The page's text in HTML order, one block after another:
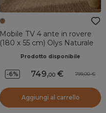
Mobile TV 4 ante in rovere
(180 x 55 cm) Olys Naturale
Prodotto disponibile
-6% 749,00 799,00
Aggiungi al carrello